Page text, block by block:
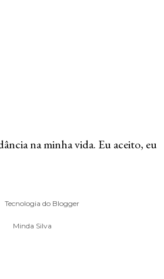
na minha vida. Eu aceito, eu
Tecnologia do Blogger
Minda Silva